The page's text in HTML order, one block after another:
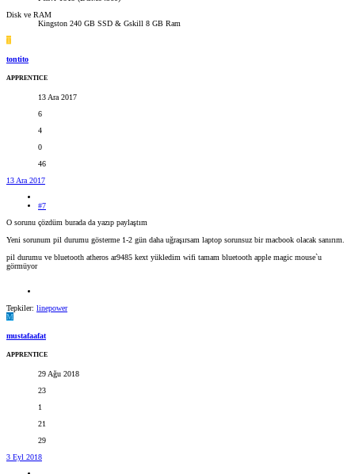
Disk ve RAM
Kingston 240 GB SSD & Gskill 8 GB Ram
T
tontito
APPRENTICE
13 Ara 2017
6
4
0
46
13 Ara 2017
#7
O sorunu çözdüm burada da yazıp paylaştım
Yeni sorunum pil durumu gösterme 1-2 gün daha uğraşırsam laptop sorunsuz bir macbook olacak sanırım.
pil durumu ve bluetooth atheros ar9485 kext yükledim wifi tamam bluetooth apple magic mouse`u
görmüyor
Tepkiler: linepower
M
mustafaafat
APPRENTICE
29 Ağu 2018
23
1
21
29
3 Eyl 2018